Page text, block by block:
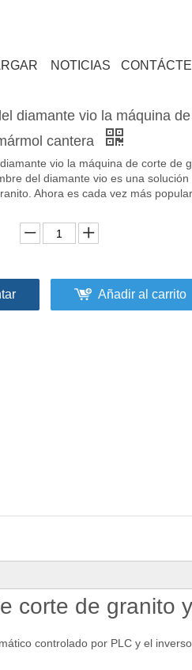
NOTICIAS
diamante vio la máquina
cantera
vio la máquina de corte de
del diamante vio es una
Ahora es cada vez más
Añadir al carrito
corte de granito
controlado por PLC y el